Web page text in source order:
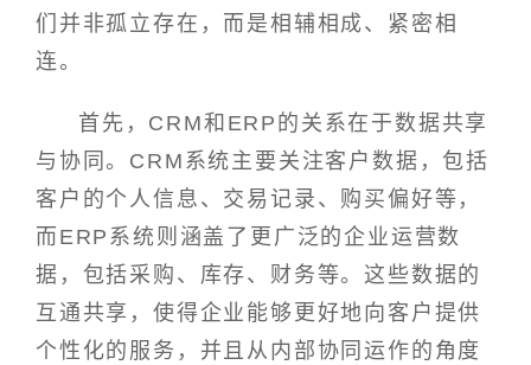
们并非孤立存在，而是相辅相成、紧密相
连。
首先，CRM和ERP的关系在于数据共享
与协同。CRM系统主要关注客户数据，包括
客户的个人信息、交易记录、购买偏好等，
而ERP系统则涵盖了更广泛的企业运营数
据，包括采购、库存、财务等。这些数据的
互通共享，使得企业能够更好地向客户提供
个性化的服务，并且从内部协同运作的角度